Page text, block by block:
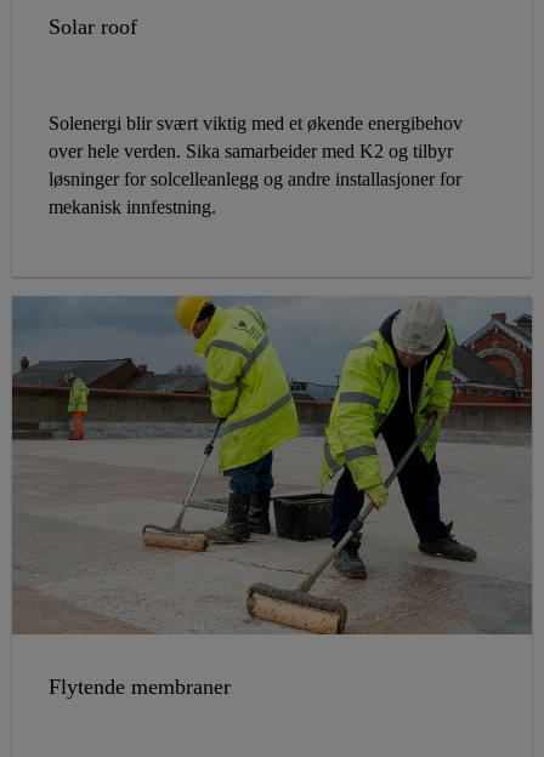
Solar roof
Solenergi blir svært viktig med et økende energibehov
over hele verden. Sika samarbeider med K2 og tilbyr
løsninger for solcelleanlegg og andre installasjoner for
mekanisk innfestning.
Flytende membraner